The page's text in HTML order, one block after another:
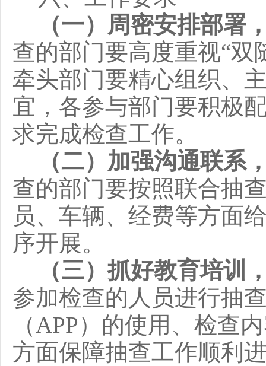
（一）周密安排部署
查的部门要高度重视“双
牵头部门要精心组织、
宜，各参与部门要积极
求完成检查工作。
（二）加强沟通联系
查的部门要按照联合抽
员、车辆、经费等方面
序开展。
（三）抓好教育培训
参加检查的人员进行抽
（APP）的使用、检查
方面保障抽查工作顺利